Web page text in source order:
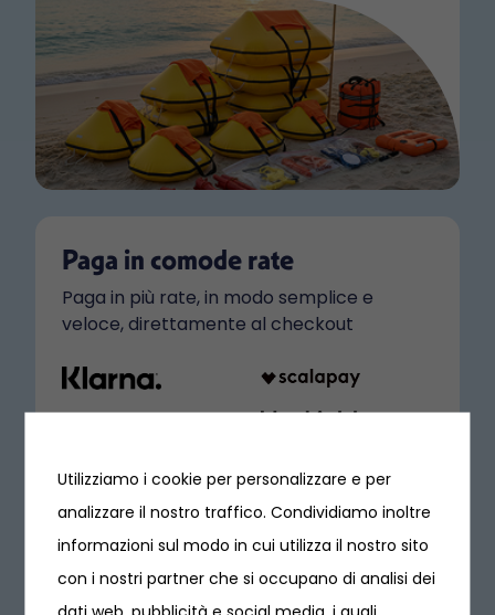
Paga in comode rate
Paga in più rate, in modo semplice e
veloce, direttamente al checkout
Utilizziamo i cookie per personalizzare e per
analizzare il nostro traffico. Condividiamo inoltre
informazioni sul modo in cui utilizza il nostro sito
con i nostri partner che si occupano di analisi dei